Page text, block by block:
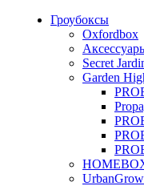
Гроубоксы
Oxfordbox
Secret
Garden